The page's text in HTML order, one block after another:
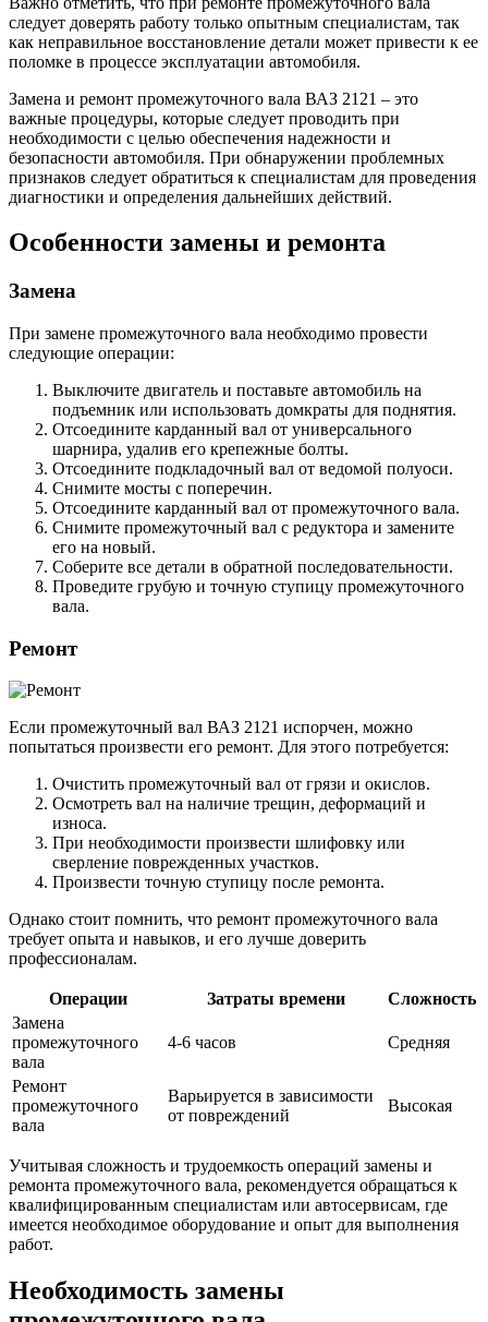
следует доверять работу только опытным специалистам, так
как неправильное восстановление детали может привести к ее
поломке в процессе эксплуатации автомобиля.
Замена и ремонт промежуточного вала ВАЗ 2121 – это
важные процедуры, которые следует проводить при
необходимости с целью обеспечения надежности и
безопасности автомобиля. При обнаружении проблемных
признаков следует обратиться к специалистам для проведения
диагностики и определения дальнейших действий.
Особенности замены и ремонта
Замена
При замене промежуточного вала необходимо провести
следующие операции:
Выключите двигатель и поставьте автомобиль на
подъемник или использовать домкраты для поднятия.
Отсоедините карданный вал от универсального
шарнира, удалив его крепежные болты.
Отсоедините подкладочный вал от ведомой полуоси.
Снимите мосты с поперечин.
Отсоедините карданный вал от промежуточного вала.
Снимите промежуточный вал с редуктора и замените
его на новый.
Соберите все детали в обратной последовательности.
Проведите грубую и точную ступицу промежуточного
вала.
Ремонт
Если промежуточный вал ВАЗ 2121 испорчен, можно
попытаться произвести его ремонт. Для этого потребуется:
Очистить промежуточный вал от грязи и окислов.
Осмотреть вал на наличие трещин, деформаций и
износа.
При необходимости произвести шлифовку или
сверление поврежденных участков.
Произвести точную ступицу после ремонта.
Однако стоит помнить, что ремонт промежуточного вала
требует опыта и навыков, и его лучше доверить
профессионалам.
Операции Затраты времени
Сложность
Замена
промежуточного
вала
4-6 часов Средняя
Ремонт
промежуточного
вала
Варьируется в зависимости
от повреждений
Высокая
Учитывая сложность и трудоемкость операций замены и
ремонта промежуточного вала, рекомендуется обращаться к
квалифицированным специалистам или автосервисам, где
имеется необходимое оборудование и опыт для выполнения
работ.
Необходимость замены